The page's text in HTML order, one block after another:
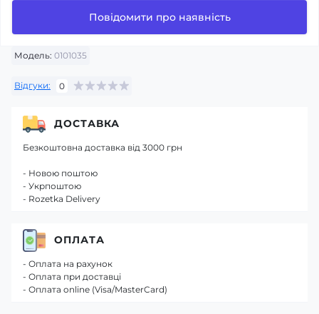
Модель: 0101035
Відгуки: 0
Повідомити про наявність
ДОСТАВКА
Безкоштовна доставка від 3000 грн
- Новою поштою
- Укрпоштою
- Rozetka Delivery
ОПЛАТА
- Оплата на рахунок
- Оплата при доставці
- Оплата online (Visa/MasterCard)